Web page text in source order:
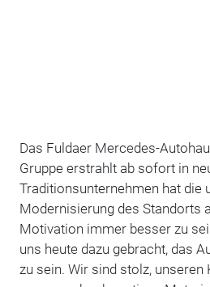
Das Fuldaer Mercedes-
Gruppe erstrahlt ab sofort in
Traditionsunternehmen hat die
Modernisierung des Standorts
Motivation immer besser zu
uns heute dazu gebracht, das
zu sein. Wir sind stolz, unseren